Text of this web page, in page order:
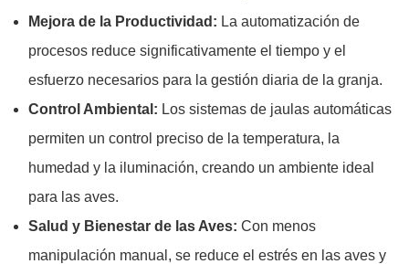
Mejora de la Productividad: La automatización de
procesos reduce significativamente el tiempo y el
esfuerzo necesarios para la gestión diaria de la granja.
Control Ambiental: Los sistemas de jaulas automáticas
permiten un control preciso de la temperatura, la
humedad y la iluminación, creando un ambiente ideal
para las aves.
Salud y Bienestar de las Aves: Con menos
manipulación manual, se reduce el estrés en las aves y